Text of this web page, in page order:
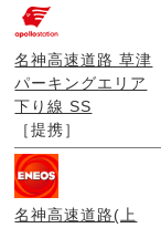
名神高速道路 草津
パーキングエリア
下り線 SS
［提携］
名神高速道路(上